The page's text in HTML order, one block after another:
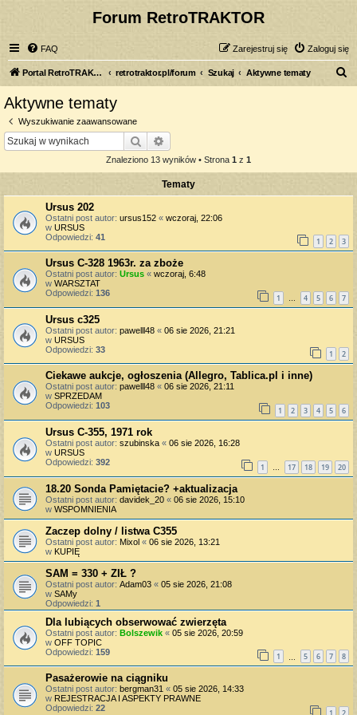
Forum RetroTRAKTOR
FAQ Zaloguj się
Zarejestruj się
Portal RetroTRAKTOR.pl retrotraktor.pl/forum Szukaj Aktywne tematy
Aktywne tematy
Wyszukiwanie zaawansowane
Szukaj
Znaleziono 13 wyników • Strona 1 z 1
Tematy
Ursus 202
Ostatni post autor: ursus152 « wczoraj, 22:06
w URSUS
Odpowiedzi: 41 1 2 3
Ursus C-328 1963r. za zboże
Ostatni post autor: Ursus « wczoraj, 6:48
w WARSZTAT
Odpowiedzi: 136 1 … 4 5 6 7
Ursus c325
Ostatni post autor: pawelll48 « 06 sie 2026, 21:21
w URSUS
Odpowiedzi: 33 1 2
Ciekawe aukcje, ogłoszenia (Allegro, Tablica.pl i inne)
Ostatni post autor: pawelll48 « 06 sie 2026, 21:11
w SPRZEDAM
Odpowiedzi: 103 1 2 3 4 5 6
Ursus C-355, 1971 rok
Ostatni post autor: szubinska « 06 sie 2026, 16:28
w URSUS
Odpowiedzi: 392 1 … 17 18 19 20
18.20 Sonda Pamiętacie? +aktualizacja
Ostatni post autor: davidek_20 « 06 sie 2026, 15:10
w WSPOMNIENIA
Zaczep dolny / listwa C355
Ostatni post autor: Mixol « 06 sie 2026, 13:21
w KUPIĘ
SAM = 330 + ZIŁ ?
Ostatni post autor: Adam03 « 05 sie 2026, 21:08
w SAMy
Odpowiedzi: 1
Dla lubiących obserwować zwierzęta
Ostatni post autor: Bolszewik « 05 sie 2026, 20:59
w OFF TOPIC
Odpowiedzi: 159 1 5 6 7 8
Pasażerowie na ciągniku
Ostatni post autor: bergman31 « 05 sie 2026, 14:33
w REJESTRACJA I ASPEKTY PRAWNE
Odpowiedzi: 22